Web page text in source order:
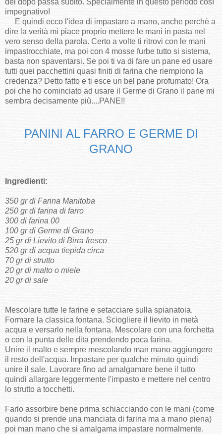
del dopo passa subito. Specialmente in questo periodo così
impegnativo!
E quindi ecco l'idea di impastare a mano, anche perchè a
dire la verità mi piace proprio mettere le mani in pasta nel
vero senso della parola. Certo a volte ti ritrovi con le mani
impastrocchiate, ma poi con 4 mosse furbe tutto si sistema,
basta non spaventarsi. Se poi ti va di fare un pane ed usare
tutti quei pacchettini quasi finiti di farina che riempiono la
credenza? Detto fatto e ti esce un bel pane profumato! Ora
poi che ho cominciato ad usare il Germe di Grano il pane mi
sembra decisamente più....PANE!!
PANINI AL FARRO E GERME DI
GRANO
Ingredienti:
350 gr di Farina Manitoba
250 gr di farina di farro
300 di farina 00
100 gr di Germe di Grano
25 gr di Lievito di Birra fresco
520 gr di acqua tiepida circa
70 gr di strutto
20 gr di malto o miele
20 gr di sale
Mescolare tutte le farine e setacciare sulla spianatoia.
Formare la classica fontana. Sciogliere il lievito in metà
acqua e versarlo nella fontana. Mescolare con una forchetta
o con la punta delle dita prendendo poca farina.
Unire il malto e sempre mescolando man mano aggiungere
il resto dell'acqua. Impastare per qualche minuto quindi
unire il sale. Lavorare fino ad amalgamare bene il tutto
quindi allargare leggermente l'impasto e mettere nel centro
lo strutto a tocchetti.
Farlo assorbire bene prima schiacciando con le mani (come
quando si prende una manciata di farina ma a mano piena)
poi man mano che si amalgama impastare normalmente.